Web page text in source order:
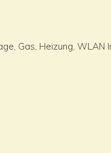
Gas, Heizung, WLAN